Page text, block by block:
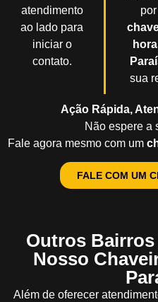
atendimento
ao lado para
iniciar o
contato.
sua
Ação Rápida,
Não espere a
Fale agora mesmo com um
FALE COM UM
Outros
Nosso
Além de oferecer